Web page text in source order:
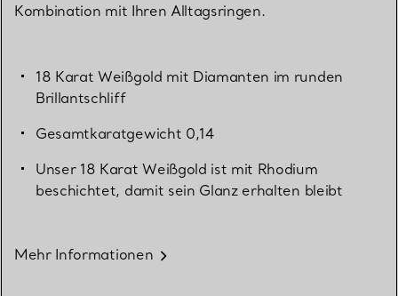
Kombination mit Ihren Alltagsringen.
18 Karat Weißgold mit Diamanten im runden
Brillantschliff
Gesamtkaratgewicht 0,14
Unser 18 Karat Weißgold ist mit Rhodium
beschichtet, damit sein Glanz erhalten bleibt
Mehr Informationen